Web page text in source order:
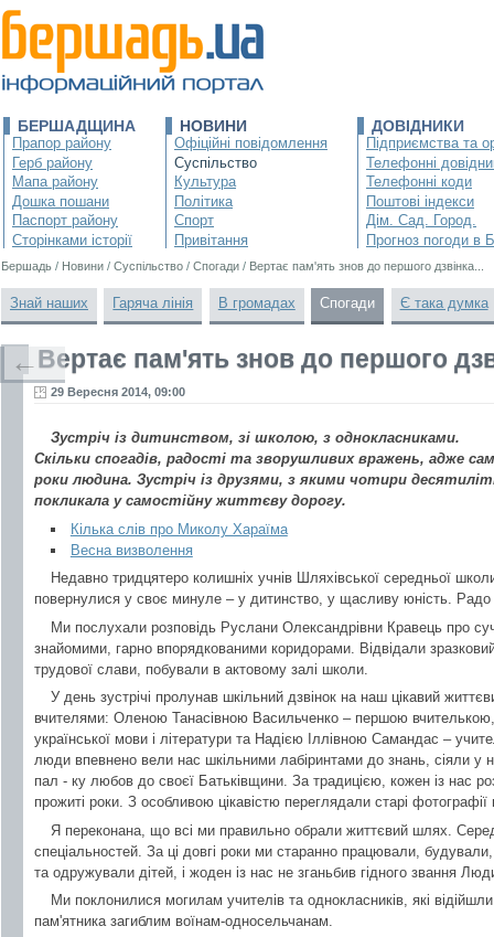
БЕРШАДЩИНА
Прапор району
Герб району
Мапа району
Дошка пошани
Паспорт району
Сторінками історії
НОВИНИ
Офіційні повідомлення
Суспільство
Культура
Політика
Спорт
Привітання
ДОВІДНИКИ
Підприємства та
Телефонні
Телефонні коди
Поштові індекси
Дім. Сад. Город.
Прогноз погоди в
Бершадь / Новини / Суспільство / Спогади / Вертає пам'ять знов до першого дзвінка...
Знай наших Гаряча лінія В громадах Спогади Є така думка
Вертає пам'ять знов до першого
29 Вересня 2014, 09:00
Зустріч із дитинством, зі школою, з однокласниками.
Скільки спогадів, радості та зворушливих вражень, адже
роки людина. Зустріч із друзями, з якими чотири
покликала у самостійну життєву дорогу.
Кілька слів про Миколу Хараїма
Весна визволення
Недавно тридцятеро колишніх учнів Шляхівської середньої
повернулися у своє минуле – у дитинство, у щасливу юність. Радо
Ми послухали розповідь Руслани Олександрівни Кравець про
знайомими, гарно впорядкованими коридорами. Відвідали
трудової слави, побували в актовому залі школи.
У день зустрічі пролунав шкільний дзвінок на наш цікавий
вчителями: Оленою Танасівною Васильченко – першою
української мови і літератури та Надією Іллівною Самандас –
люди впевнено вели нас шкільними лабіринтами до знань, сіяли у
пал - ку любов до своєї Батьківщини. За традицією, кожен із нас
прожиті роки. З особливою цікавістю переглядали старі
Я переконана, що всі ми правильно обрали життєвий шлях.
спеціальностей. За ці довгі роки ми старанно працювали,
та одружували дітей, і жоден із нас не зганьбив гідного звання
Ми поклонилися могилам учителів та однокласників, які відійшли
пам'ятника загиблим воїнам-односельчанам.
←